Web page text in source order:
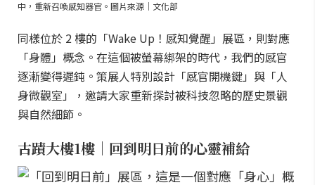
中，重新召喚感知器官。圖片來源｜文化部
同樣位於 2 樓的「Wake Up！感知覺醒」展區，則對應
「身體」概念。在這個被螢幕綁架的時代，我們的感官
逐漸變得遲鈍。策展人特別設計「感官開機鍵」與「人
身微觀室」，邀請大家重新探討被科技忽略的歷史景觀
與自然細節。
古蹟大樓1樓｜回到明日前的心靈補給